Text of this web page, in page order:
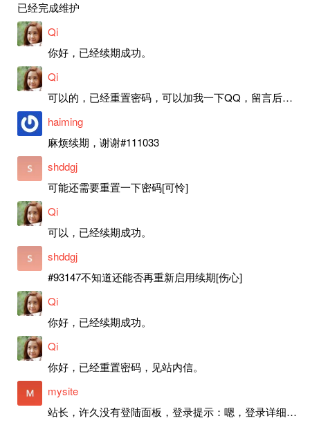
已经完成维护
Qi
你好，已经续期成功。
Qi
可以的，已经重置密码，可以加我一下QQ，留言后我就发密码给你。
haiming
麻烦续期，谢谢#111033
shddgj
可能还需要重置一下密码[可怜]
Qi
可以，已经续期成功。
shddgj
#93147不知道还能否再重新启用续期[伤心]
Qi
你好，已经续期成功。
Qi
你好，已经重置密码，见站内信。
mysite
站长，许久没有登陆面板，登录提示：嗯，登录详细信息似乎不正确。请重试。 网站还可以正常使用。如果是密码问题请帮忙重置一下密码。谢谢。订单号：97790，账号：aa20210950。 站长，提交了工单，你回复续期成功，不过我的问题是面部登陆信息有问题，一直是初始密码，现在无法登陆，有时间麻烦排查一下。